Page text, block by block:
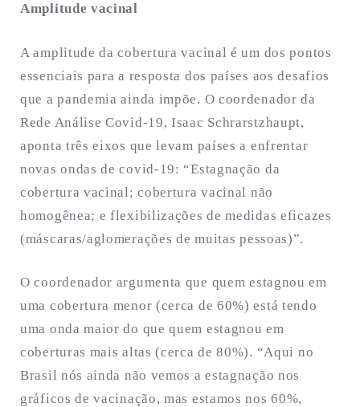
Amplitude vacinal
A amplitude da cobertura vacinal é um dos pontos
essenciais para a resposta dos países aos desafios
que a pandemia ainda impõe. O coordenador da
Rede Análise Covid-19, Isaac Schrarstzhaupt,
aponta três eixos que levam países a enfrentar
novas ondas de covid-19: “Estagnação da
cobertura vacinal; cobertura vacinal não
homogênea; e flexibilizações de medidas eficazes
(máscaras/aglomerações de muitas pessoas)”.
O coordenador argumenta que quem estagnou em
uma cobertura menor (cerca de 60%) está tendo
uma onda maior do que quem estagnou em
coberturas mais altas (cerca de 80%). “Aqui no
Brasil nós ainda não vemos a estagnação nos
gráficos de vacinação, mas estamos nos 60%,